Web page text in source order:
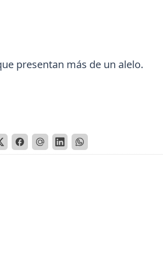
presentan más de un alelo.